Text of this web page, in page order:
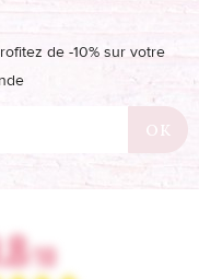
de -10% sur votre